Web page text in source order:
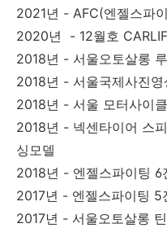
2021년 - AFC(엔젤스파
2020년 - 12월호
2018년 - 서울오토살롱
2018년 - 서울국제사진
2018년 - 서울 모터사이
2018년 - 넥센타이어 스
싱모델
2018년 - 엔젤스파이팅 6
2017년 - 엔젤스파이팅 5
2017년 - 서울오토살롱